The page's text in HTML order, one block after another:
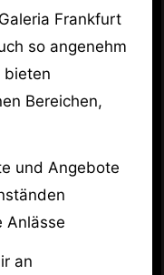
Frankfurt
so angenehm
bieten
Bereichen,
und Angebote
Anlässe
an